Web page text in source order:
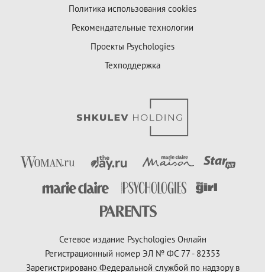
Политика использования cookies
Рекомендательные технологии
Проекты Psychologies
Техподдержка
Сетевое издание Psychologies Онлайн
Регистрационный номер ЭЛ № ФС 77 - 82353
Зарегистрировано Федеральной службой по надзору в